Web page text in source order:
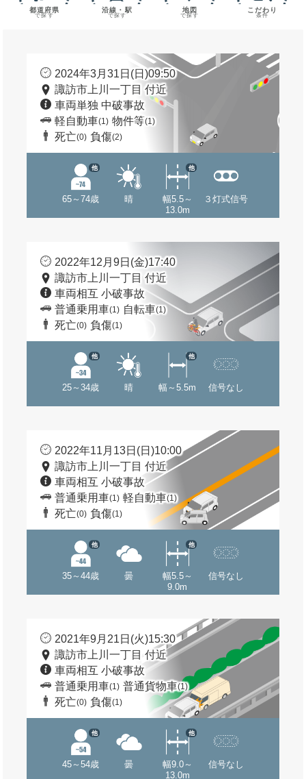
都道府県
で探す
沿線・駅
で探す
地図
で探す
こだわり
条件
2024年3月31日(日)09:50
諏訪市上川一丁目 付近
車両単独 中破事故
軽自動車(1) 物件等(1)
死亡(0) 負傷(2)
65～74歳
他
晴
幅5.5～
13.0m
他
３灯式信号
2022年12月9日(金)17:40
諏訪市上川一丁目 付近
車両相互 小破事故
普通乗用車(1) 自転車(1)
死亡(0) 負傷(1)
25～34歳
他
晴 幅～5.5m
他
信号なし
2022年11月13日(日)10:00
諏訪市上川一丁目 付近
車両相互 小破事故
普通乗用車(1) 軽自動車(1)
死亡(0) 負傷(1)
35～44歳
他
曇
幅5.5～
9.0m
他
信号なし
2021年9月21日(火)15:30
諏訪市上川一丁目 付近
車両相互 小破事故
普通乗用車(1) 普通貨物車(1)
死亡(0) 負傷(1)
45～54歳
他
曇
幅9.0～
13.0m
他
信号なし